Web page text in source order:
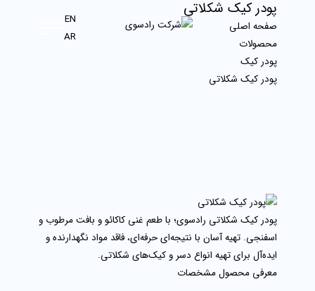
EN
AR
پودر کیک شکلاتی
صفحه اصلی
محصولات
پودر کیک
پودر کیک شکلاتی
پودر کیک شکلاتی رادسوی؛ با طعم غنی کاکائو و بافت مرطوب و
اسفنجی. تهیه آسان با نتیجه‌ای حرفه‌ای، فاقد مواد نگهدارنده و
ایده‌آل برای تهیه انواع دسر و کیک‌های شکلاتی.
معرفی محصولمشخصات